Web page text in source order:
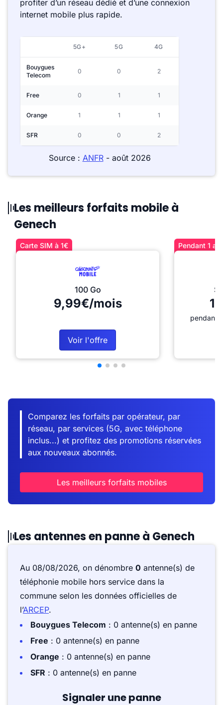
profiter d’un réseau dédié et d’une connexion
internet mobile plus rapide.
5G+ 5G 4G
Bouygues
Telecom
0 0 2
Free 0 1 1
Orange 1 1 1
SFR 0 0 2
Source : ANFR- août 2026
Les meilleurs forfaits mobile à
Genech
Carte SIM à 1€
100 Go
9,99€/mois
Voir l'offre
Pendant 1
pendant
Comparez les forfaits par opérateur, par
réseau, par services (5G, avec téléphone
inclus...) et profitez des promotions réservées
aux nouveaux abonnés.
Les meilleurs forfaits mobiles
Les antennes en panne à Genech
Au 08/08/2026, on dénombre 0 antenne(s) de
téléphonie mobile hors service dans la
commune selon les données officielles de
l’ARCEP.
Bouygues Telecom : 0 antenne(s) en panne
Free : 0 antenne(s) en panne
Orange : 0 antenne(s) en panne
SFR : 0 antenne(s) en panne
Signaler une panne